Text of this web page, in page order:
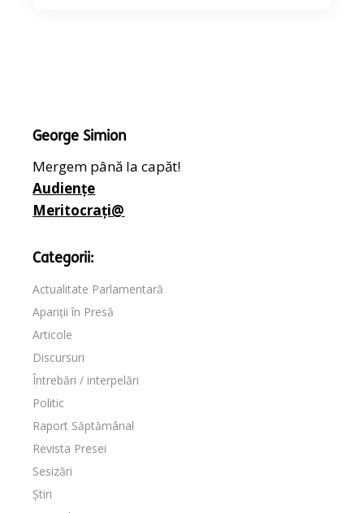
George Simion
Mergem până la capăt!
Audiențe
Meritocrați@
Categorii:
Actualitate Parlamentară
Apariții în Presă
Articole
Discursuri
Întrebări / interpelări
Politic
Raport Săptămânal
Revista Presei
Sesizări
Știri